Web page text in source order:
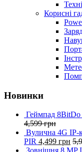
Корисні
Новинки
Геймпад 8BitDo
4,599грн
Вулична 4G IP-
PIR 4,499 грн